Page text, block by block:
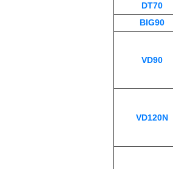
DT70
BIG90
VD90
VD120N